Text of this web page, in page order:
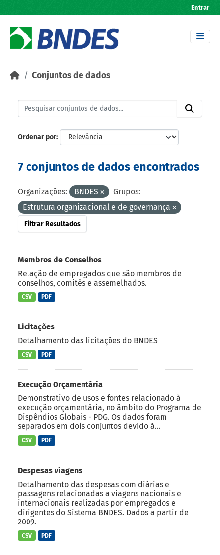
Entrar
Conjuntos de dados
Ordenar por
7 conjuntos de dados encontrados
Organizações: BNDES
Grupos:
Estrutura organizacional e de governança
Filtrar Resultados
Membros de Conselhos
Relação de empregados que são membros de
conselhos, comitês e assemelhados.
CSV PDF
Licitações
Detalhamento das licitações do BNDES
CSV PDF
Execução Orçamentária
Demonstrativo de usos e fontes relacionado à
execução orçamentária, no âmbito do Programa de
Dispêndios Globais - PDG. Os dados foram
separados em dois conjuntos devido à...
CSV PDF
Despesas viagens
Detalhamento das despesas com diárias e
passagens relacionadas a viagens nacionais e
internacionais realizadas por empregados e
dirigentes do Sistema BNDES. Dados a partir de
2009.
CSV PDF